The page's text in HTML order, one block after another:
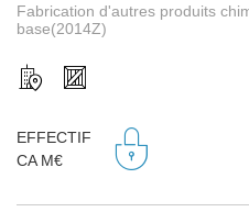
Fabrication d'autres produits
base(2014Z)
EFFECTIF
CA M€